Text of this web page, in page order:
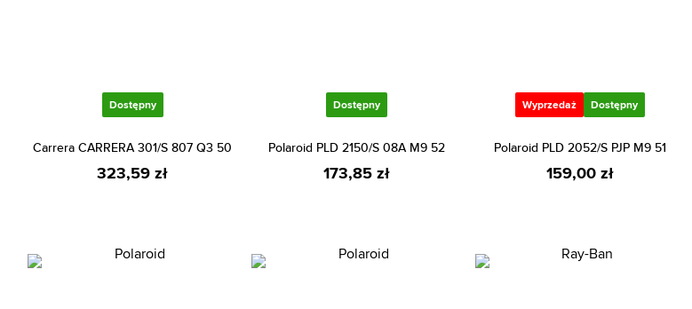
Dostępny
Carrera CARRERA 301/S 807 Q3 50
323,59 zł
Dostępny
Polaroid PLD 2150/S 08A M9 52
173,85 zł
Wyprzedaż Dostępny
Polaroid PLD 2052/S PJP M9 51
159,00 zł